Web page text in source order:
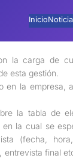
Inicio
la carga de
esta gestión.
la
la tabla de
la cual se
(fecha,
final